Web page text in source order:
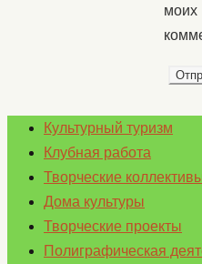
моих
Культурный туризм
Клубная работа
Творческие
Дома культуры
Творческие проекты
Полиграфическая